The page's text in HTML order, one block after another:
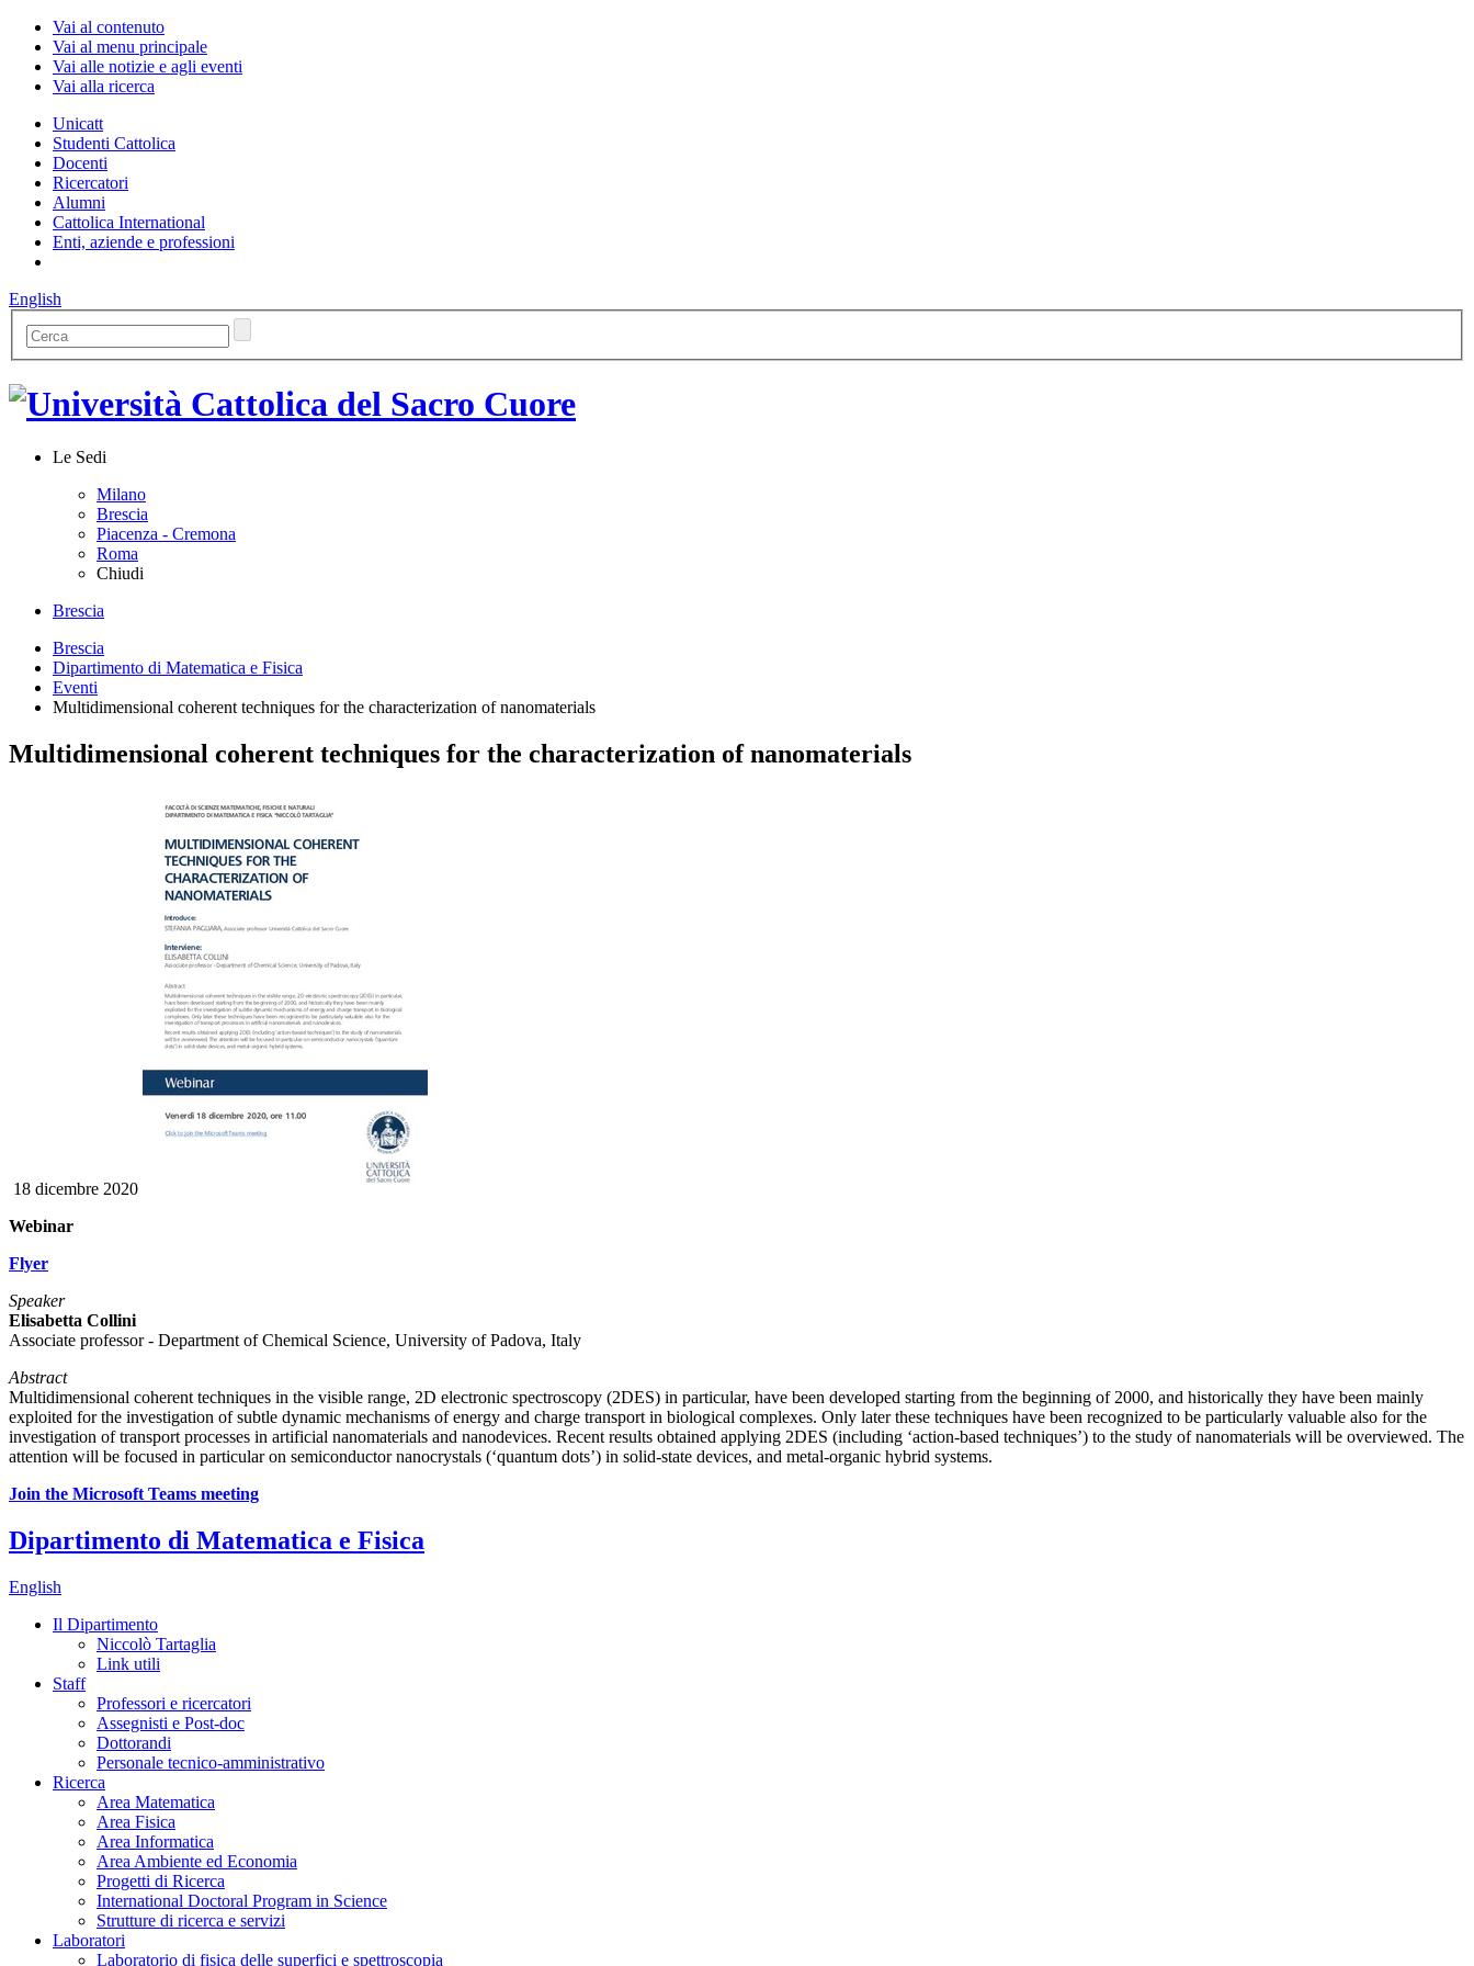
Vai al contenuto
Vai al menu principale
Vai alle notizie e agli eventi
Vai alla ricerca
Unicatt
Studenti Cattolica
Docenti
Ricercatori
Alumni
Cattolica International
Enti, aziende e professioni
English
Le Sedi
Milano
Brescia
Piacenza - Cremona
Roma
Chiudi
Brescia
Brescia
Dipartimento di Matematica e Fisica
Eventi
Multidimensional coherent techniques for the characterization of nanomaterials
Multidimensional coherent techniques for the characterization of nanomaterials
18 dicembre 2020
Webinar
Flyer
Speaker
Elisabetta Collini
Associate professor - Department of Chemical Science, University of Padova, Italy
Abstract
Multidimensional coherent techniques in the visible range, 2D electronic spectroscopy (2DES) in particular, have been developed starting from the beginning of 2000, and historically they have been mainly
exploited for the investigation of subtle dynamic mechanisms of energy and charge transport in biological complexes. Only later these techniques have been recognized to be particularly valuable also for the
investigation of transport processes in artificial nanomaterials and nanodevices. Recent results obtained applying 2DES (including ‘action-based techniques’) to the study of nanomaterials will be overviewed. The
attention will be focused in particular on semiconductor nanocrystals (‘quantum dots’) in solid-state devices, and metal-organic hybrid systems.
Join the Microsoft Teams meeting
Dipartimento di Matematica e Fisica
English
Il Dipartimento
Niccolò Tartaglia
Link utili
Staff
Professori e ricercatori
Assegnisti e Post-doc
Dottorandi
Personale tecnico-amministrativo
Ricerca
Area Matematica
Area Fisica
Area Informatica
Area Ambiente ed Economia
Progetti di Ricerca
International Doctoral Program in Science
Strutture di ricerca e servizi
Laboratori
Laboratorio di fisica delle superfici e spettroscopia